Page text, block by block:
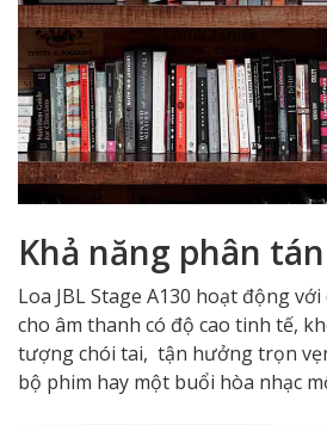
Khả năng phân
Loa JBL Stage A130 hoạt động
cho âm thanh có độ cao tinh tế,
tượng chói tai, tận hưởng trọn
bộ phim hay một buổi hòa nhạc